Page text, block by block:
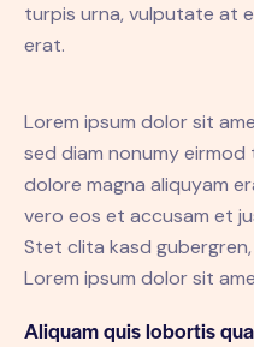
turpis urna, vulputate at
erat.
Lorem ipsum dolor sit
sed diam nonumy
dolore magna aliquyam
vero eos et accusam et
Stet clita kasd
Lorem ipsum dolor sit
Aliquam quis lobortis